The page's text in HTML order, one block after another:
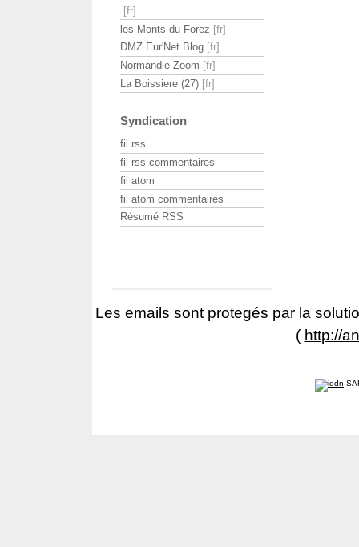
les Monts du Forez
DMZ Eur'Net Blog
Normandie Zoom
La Boissiere (27)
Syndication
fil rss
fil rss commentaires
fil atom
fil atom commentaires
Résumé RSS
Les emails sont protegés par la
( http://